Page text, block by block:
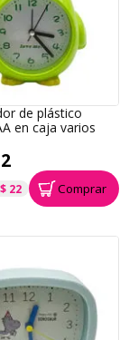
de plástico
en caja varios
$ 22 Comprar